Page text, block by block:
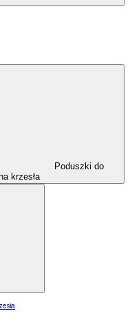
Poduszki do
krzesła